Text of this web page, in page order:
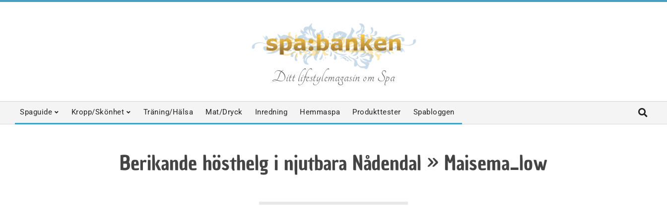
p
b
Ditt lifestylemagasin om Spa
Primary
Spaguide Kropp/Skönhet Träning/Hälsa Mat/Dryck Inredning Hemmaspa Produkttester Spabloggen
Berikande hösthelg i njutbara Nådendal » Maisema_low